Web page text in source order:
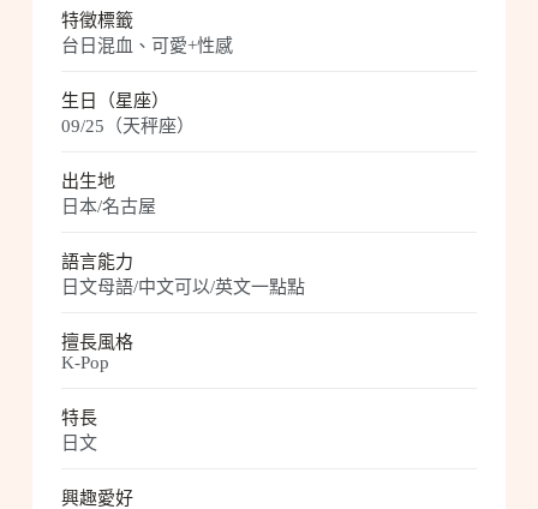
特徵標籤
台日混血、可愛+性感
生日（星座）
09/25（天秤座）
出生地
日本/名古屋
語言能力
日文母語/中文可以/英文一點點
擅長風格
K-Pop
特長
日文
興趣愛好